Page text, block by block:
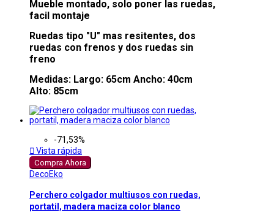
Mueble montado, solo poner las ruedas,
facil montaje
Ruedas tipo "U" mas resitentes, dos
ruedas con frenos y dos ruedas sin
freno
Medidas: Largo: 65cm Ancho: 40cm
Alto: 85cm
-71,53%
 Vista rápida
Compra Ahora
DecoEko
Perchero colgador multiusos con ruedas,
portatil, madera maciza color blanco